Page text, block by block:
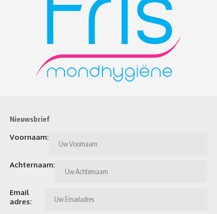
Nieuwsbrief
Voornaam:
Achternaam:
Email
adres: